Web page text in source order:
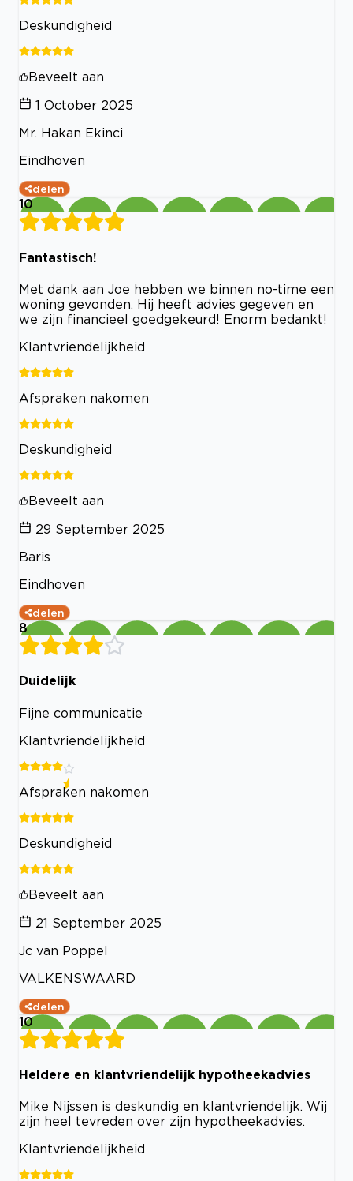
Deskundigheid
Beveelt aan
1 October 2025
Mr. Hakan Ekinci
Eindhoven
delen
10
Fantastisch!
Met dank aan Joe hebben we binnen no-time een
woning gevonden. Hij heeft advies gegeven en
we zijn financieel goedgekeurd! Enorm bedankt!
Klantvriendelijkheid
Afspraken nakomen
Deskundigheid
Beveelt aan
29 September 2025
Baris
Eindhoven
delen
8
Duidelijk
Fijne communicatie
Klantvriendelijkheid
Afspraken nakomen
Deskundigheid
Beveelt aan
21 September 2025
Jc van Poppel
VALKENSWAARD
delen
10
Heldere en klantvriendelijk hypotheekadvies
Mike Nijssen is deskundig en klantvriendelijk. Wij
zijn heel tevreden over zijn hypotheekadvies.
Klantvriendelijkheid